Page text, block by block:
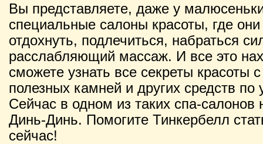
Вы представляете, даже у
специальные салоны красоты, где они
отдохнуть, подлечиться, набраться
расслабляющий массаж. И все это
сможете узнать все секреты
полезных камней и других средств по
Сейчас в одном из таких спа-
Динь-Динь. Помогите Тинкербелл
сейчас!